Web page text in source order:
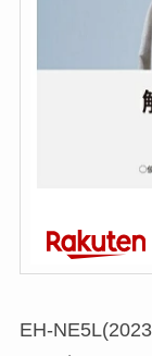
EH-